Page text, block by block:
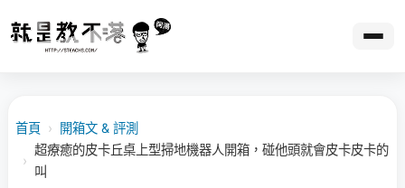
首頁 › 開箱文 & 評測
›
超療癒的皮卡丘桌上型掃地機器人開箱，碰他頭就會皮卡皮卡的
叫